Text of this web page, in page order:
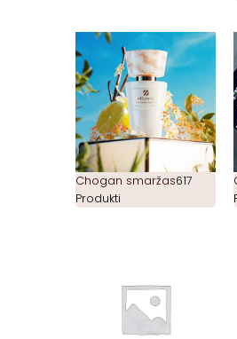
Chogan smaržas617
Produkti